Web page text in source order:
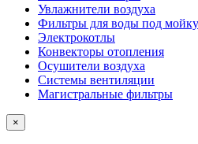
Увлажнители воздуха
Фильтры для воды под мойку
Электрокотлы
Конвекторы отопления
Осушители воздуха
Системы вентиляции
Магистральные фильтры
×